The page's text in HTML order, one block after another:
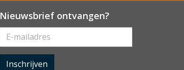
Nieuwsbrief ontvangen?
Inschrijven